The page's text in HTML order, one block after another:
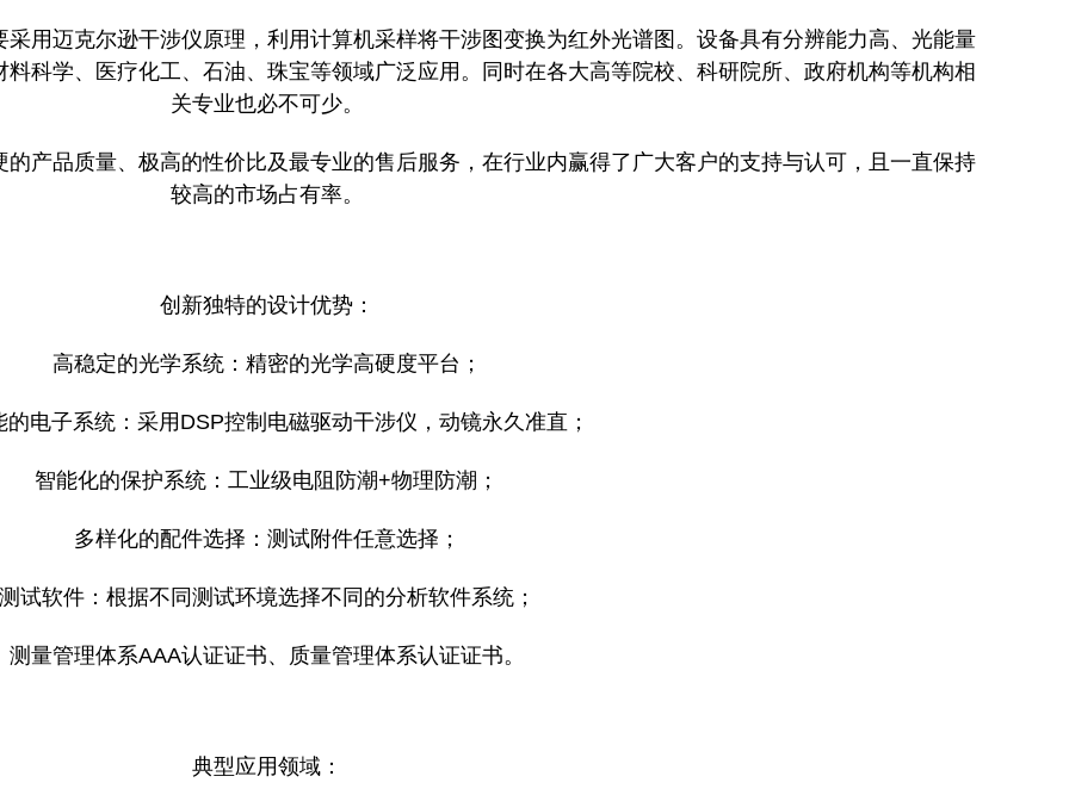
用迈克尔逊干涉仪原理，利用计算机采样将干涉图变换为红外光谱图。设备具有分辨能力高、光能量
科学、医疗化工、石油、珠宝等领域广泛应用。同时在各大高等院校、科研院所、政府机构等机构相
关专业也必不可少。
产品质量、极高的性价比及最专业的售后服务，在行业内赢得了广大客户的支持与认可，且一直保持
较高的市场占有率。
创新独特的设计优势：
高稳定的光学系统：精密的光学高硬度平台；
的电子系统：采用DSP控制电磁驱动干涉仪，动镜永久准直；
智能化的保护系统：工业级电阻防潮+物理防潮；
多样化的配件选择：测试附件任意选择；
试软件：根据不同测试环境选择不同的分析软件系统；
测量管理体系AAA认证证书、质量管理体系认证证书。
典型应用领域：